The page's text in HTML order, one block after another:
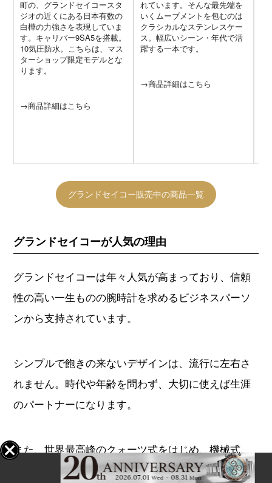
→商品詳細はこちら
→商品詳細はこちら
グランドセイコーが人気の理由
グランドセイコーは年々人気が高まっており、信頼
ンから支持されています。
シンプルで飽きの来ないデザインは、流行に左右さ
れません。時代や年齢を問わず、大切に使えば生涯
のパートナーになります。
また、世界最高峰のクォーツ式をはじめ、機械式、
スプリングドライブという3方式のムーブメントが揃
っており、いずれも高い技術力が活かされていま
日本の美意識を形にしたダイアルには、「雪白」